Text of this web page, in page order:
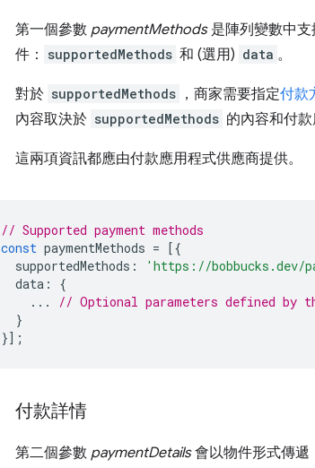
第一個參數 paymentMethods是陣列變數中支
件：
supportedMethods 和 (選用) data 。
對於 supportedMethods ，商家需要指定付款
內容取決於 supportedMethods 的內容和付款
這兩項資訊都應由付款應用程式供應商提供。
// Supported payment methods
const paymentMethods = [{
supportedMethods : 'https://bobbucks.dev/
data :
{
...
// Optional parameters defined by
}
}];
付款詳情
第二個參數 paymentDetails會以物件形式傳遞